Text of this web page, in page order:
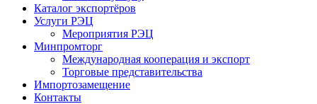
Каталог экспортёров
Услуги РЭЦ
Мероприятия РЭЦ
Минпромторг
Международная кооперация и экспорт
Торговые представительства
Импортозамещение
Контакты